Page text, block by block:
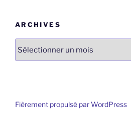
ARCHIVES
Fièrement propulsé par WordPress